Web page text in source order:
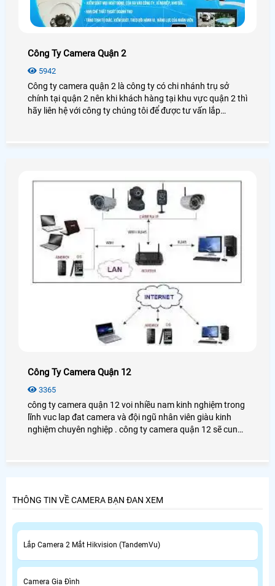
Công Ty Camera Quận 2
5942
Công ty camera quận 2 là công ty có chi nhánh trụ sở
chính tại quận 2 nên khi khách hàng tại khu vực quận 2 thì
hãy liên hệ với công ty chúng tôi để được tư vấn lắp
Công Ty Camera Quận 12
3365
công ty camera quận 12 voi nhiều nam kinh nghiệm trong
lĩnh vuc lap đat camera và đội ngũ nhân viên giàu kinh
nghiệm chuyên nghiệp . công ty camera quận 12 sẽ cung
THÔNG TIN VỀ CAMERA BẠN ĐAN XEM
Lắp Camera 2 Mắt Hikvision (TandemVu)
Camera Gia Đình